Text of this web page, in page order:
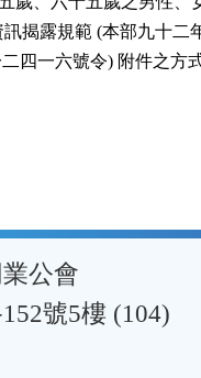
訊揭露規範 (本部九十二
四一六號令) 附件之方
公會
號5樓 (104)